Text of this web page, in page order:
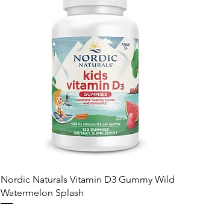
Aperçu rapide
Nordic Naturals Vitamin D3 Gummy Wild
Watermelon Splash